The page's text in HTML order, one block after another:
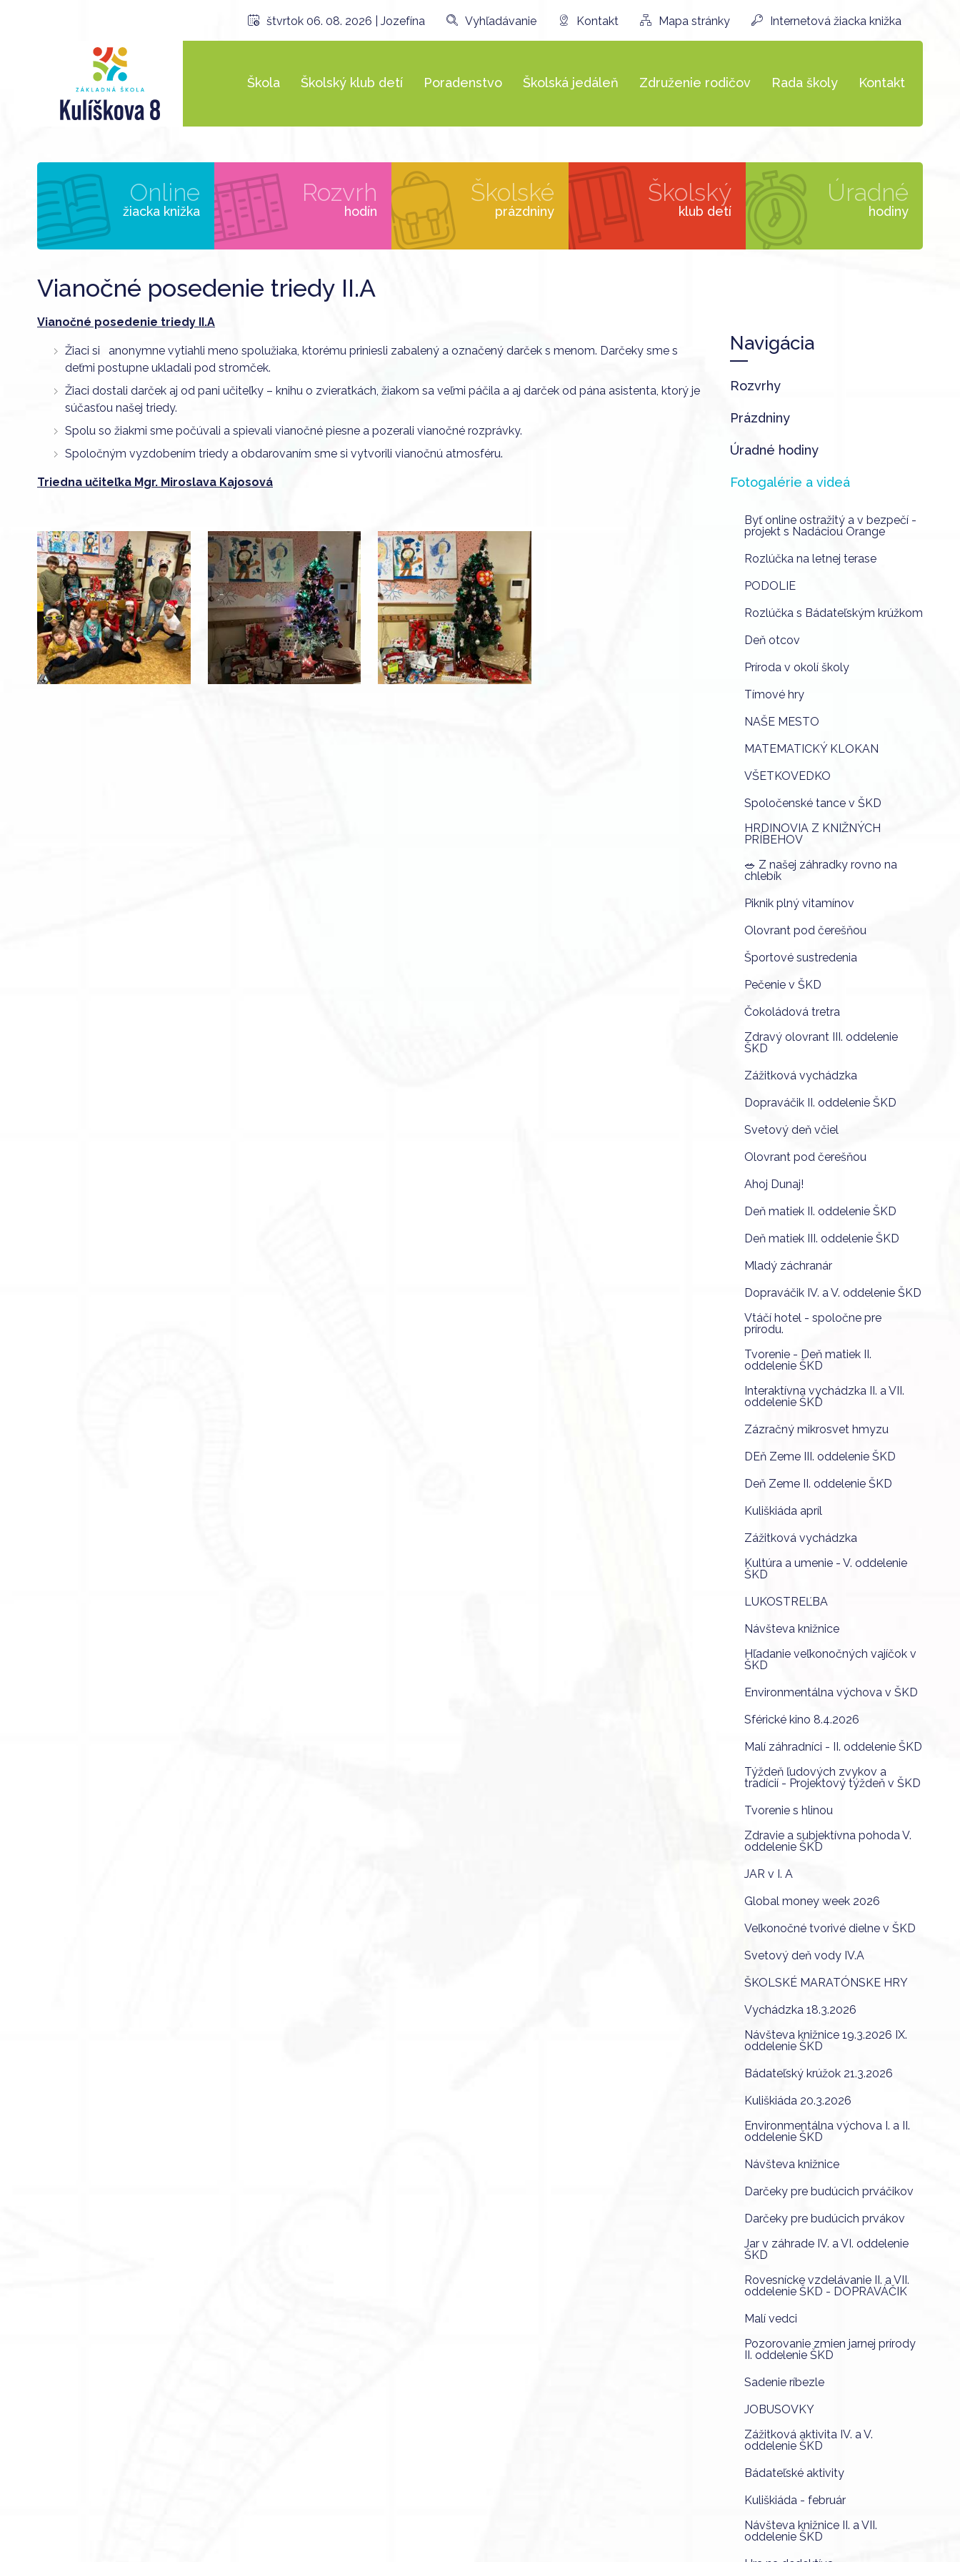
štvrtok 06. 08. 2026 | Jozefína Vyhľadávanie Kontakt Mapa stránky Internetová žiacka knižka
Škola Školský klub detí Poradenstvo Školská jedáleň Združenie rodičov Rada školy Kontakt
Online
žiacka knižka
Rozvrh
hodín
Školské
prázdniny
Školský
klub detí
Úradné
hodiny
Vianočné posedenie triedy II.A
Vianočné posedenie triedy II.A
Žiaci si anonymne vytiahli meno spolužiaka, ktorému priniesli zabalený a označený darček s menom. Darčeky sme s
deťmi postupne ukladali pod stromček.
Žiaci dostali darček aj od pani učiteľky – knihu o zvieratkách, žiakom sa veľmi páčila a aj darček od pána asistenta, ktorý je
súčasťou našej triedy.
Spolu so žiakmi sme počúvali a spievali vianočné piesne a pozerali vianočné rozprávky.
Spoločným vyzdobením triedy a obdarovaním sme si vytvorili vianočnú atmosféru.
Triedna učiteľka Mgr. Miroslava Kajosová
Navigácia
Rozvrhy
Prázdniny
Úradné hodiny
Fotogalérie a videá
Byť online ostražitý a v bezpečí -
projekt s Nadáciou Orange
Rozlúčka na letnej terase
PODOLIE
Rozlúčka s Bádateľským krúžkom
Deň otcov
Príroda v okolí školy
Tímové hry
NAŠE MESTO
MATEMATICKÝ KLOKAN
VŠETKOVEDKO
Spoločenské tance v ŠKD
HRDINOVIA Z KNIŽNÝCH
PRÍBEHOV
🥗 Z našej záhradky rovno na
chlebík
Piknik plný vitamínov
Olovrant pod čerešňou
Športové sustredenia
Pečenie v ŠKD
Čokoládová tretra
Zdravý olovrant III. oddelenie
ŠKD
Zážitková vychádzka
Dopraváčik II. oddelenie ŠKD
Svetový deň včiel
Olovrant pod čerešňou
Ahoj Dunaj!
Deň matiek II. oddelenie ŠKD
Deň matiek III. oddelenie ŠKD
Mladý záchranár
Dopraváčik IV. a V. oddelenie ŠKD
Vtáčí hotel - spoločne pre
prírodu.
Tvorenie - Deň matiek II.
oddelenie ŠKD
Interaktívna vychádzka II. a VII.
oddelenie ŠKD
Zázračný mikrosvet hmyzu
DEň Zeme III. oddelenie ŠKD
Deň Zeme II. oddelenie ŠKD
Kuliškiáda apríl
Zážitková vychádzka
Kultúra a umenie - V. oddelenie
ŠKD
LUKOSTREĽBA
Návšteva knižnice
Hľadanie veľkonočných vajíčok v
ŠKD
Environmentálna výchova v ŠKD
Sférické kino 8.4.2026
Malí záhradníci - II. oddelenie ŠKD
Týždeň ľudových zvykov a
tradícií - Projektový týždeň v ŠKD
Tvorenie s hlinou
Zdravie a subjektívna pohoda V.
oddelenie ŠKD
JAR v I. A
Global money week 2026
Veľkonočné tvorivé dielne v ŠKD
Svetový deň vody IV.A
ŠKOLSKÉ MARATÓNSKE HRY
Vychádzka 18.3.2026
Návšteva knižnice 19.3.2026 IX.
oddelenie ŠKD
Bádateľský krúžok 21.3.2026
Kuliškiáda 20.3.2026
Environmentálna výchova I. a II.
oddelenie ŠKD
Návšteva knižnice
Darčeky pre budúcich prváčikov
Darčeky pre budúcich prvákov
Jar v záhrade IV. a VI. oddelenie
ŠKD
Rovesnícke vzdelávanie II. a VII.
oddelenie ŠKD - DOPRAVÁČIK
Malí vedci
Pozorovanie zmien jarnej prírody
II. oddelenie ŠKD
Sadenie ríbezle
JOBUSOVKY
Zážitková aktivita IV. a V.
oddelenie ŠKD
Bádateľské aktivity
Kuliškiáda - február
Návšteva knižnice II. a VII.
oddelenie ŠKD